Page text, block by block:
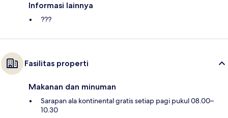
Informasi lainnya
???
Fasilitas properti
Makanan dan minuman
Sarapan ala kontinental gratis setiap pagi pukul 08.00–
10.30